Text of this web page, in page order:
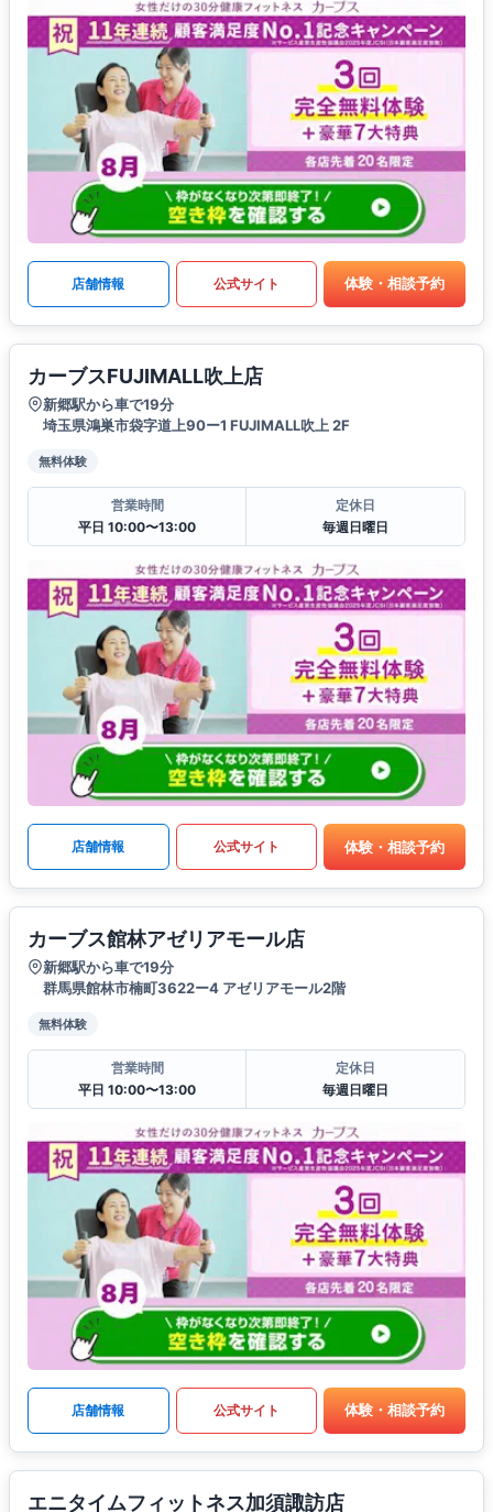
店舗情報 公式サイト 体験・相談予約
カーブスFUJIMALL吹上店
新郷駅から車で19分
埼玉県鴻巣市袋字道上90ー1 FUJIMALL吹上 2F
無料体験
営業時間
平日 10:00〜13:00
定休日
毎週日曜日
店舗情報 公式サイト 体験・相談予約
カーブス館林アゼリアモール店
新郷駅から車で19分
群馬県館林市楠町3622ー4 アゼリアモール2階
無料体験
営業時間
平日 10:00〜13:00
定休日
毎週日曜日
店舗情報 公式サイト 体験・相談予約
エニタイムフィットネス加須諏訪店